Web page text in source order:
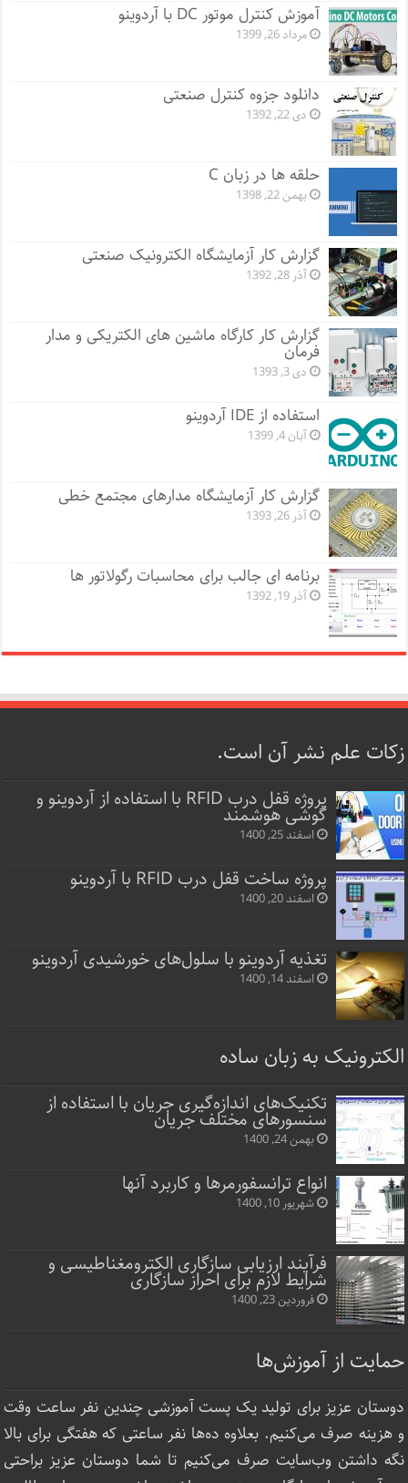
آموزش کنترل موتور DC با آردوینو
مرداد 26, 1399
دانلود جزوه کنترل صنعتی
دی 22, 1392
حلقه ها در زبان C
بهمن 22, 1398
گزارش کار آزمایشگاه الکترونیک صنعتی
آذر 28, 1392
گزارش کار کارگاه ماشین های الکتریکی و مدار
فرمان
دی 3, 1393
استفاده از IDE آردوینو
آبان 4, 1399
گزارش کار آزمایشگاه مدارهای مجتمع خطی
آذر 26, 1393
برنامه ای جالب برای محاسبات رگولاتور ها
آذر 19, 1392
زکات علم نشر آن است.
پروژه قفل‌ درب RFID با استفاده از آردوینو و
گوشی هوشمند
اسفند 25, 1400
پروژه ساخت قفل‌ درب RFID با آردوینو
اسفند 20, 1400
تغذیه آردوینو با سلول‌های خورشیدی آردوینو
اسفند 14, 1400
الکترونیک به زبان ساده
تکنیک‌های اندازه‌گیری جریان با استفاده از
سنسورهای مختلف جریان
بهمن 24, 1400
انواع ترانسفورمرها و کاربرد آنها
شهریور 10, 1400
فرآیند ارزیابی سازگاری الکترومغناطیسی و
شرایط لازم برای احراز سازگاری
فروردین 23, 1400
حمایت از آموزش‌ها
دوستان عزیز برای تولید یک پست آموزشی چندین نفر ساعت‌ وقت
و هزینه صرف می‌کنیم. بعلاوه ده‌ها نفر ساعتی که هفتگی برای بالا
نگه داشتن وب‌سایت صرف ‌می‌کنیم تا شما دوستان عزیز براحتی